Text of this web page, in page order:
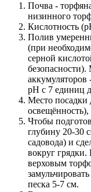
Почва -
низинного
Кислотность
Полив
(при
серной
безопасности).
аккумуляторов
рН с 7 единиц
Место посадки
Чтобы
глубину 20-30
садовода) и
вокруг
верховым
песка 5-7 см.